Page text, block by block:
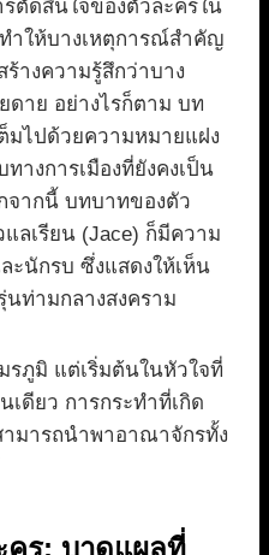
ตัดสินใจของตัวละครใน
ำให้บางเหตุการณ์สำคัญ
ร้างความรู้สึกว่าบาง
ดาย อย่างไรก็ตาม บท
มไปด้วยความหมายแฝง
างการเมืองที่ยังคงเป็น
จากนี้ บทบาทของตัว
แลเรียน (Jace) ก็มีความ
นักรบ ซึ่งแสดงให้เห็น
นท่ามกลางสงคราม
รภูมิ แต่เริ่มต้นในหัวใจที่
เดียว การกระทำที่เกิด
มารถนำพาอาณาจักรทั้ง